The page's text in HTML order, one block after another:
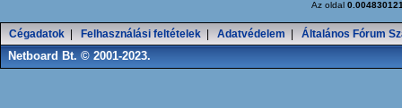
Az oldal
Cégadatok Felhasználási feltételek Adatvédelem Általános Fórum
Netboard Bt. © 2001-2023.